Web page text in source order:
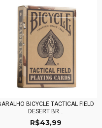
BICYCLE TACTICAL FIELD
DESERT BR...
R$43,99